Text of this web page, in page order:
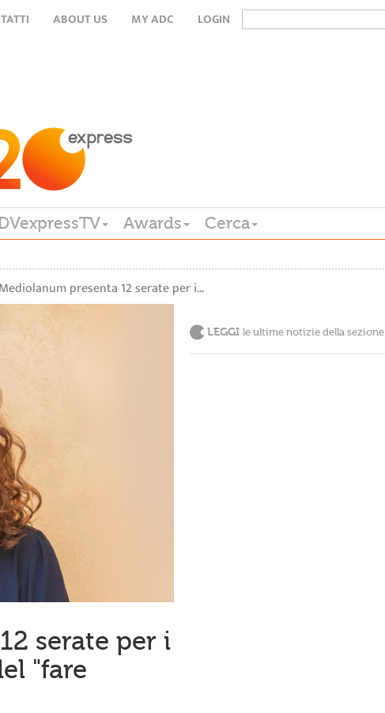
ABOUT US MY ADC LOGIN
Awards Cerca
presenta 12 serate per i…
serate per i
"fare
LEGGI le ultime notizie della sezione